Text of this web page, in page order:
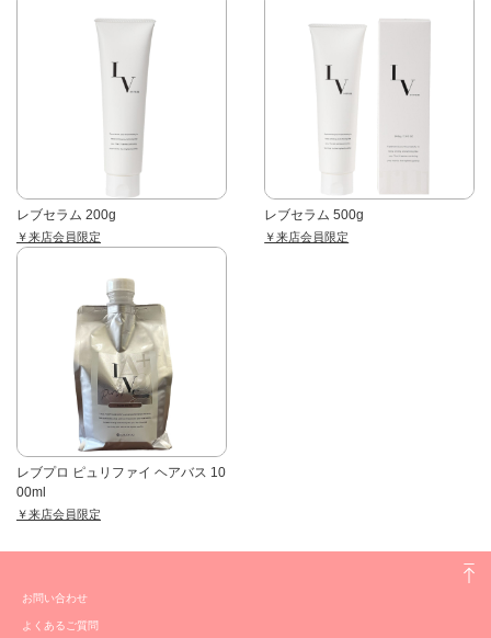
レブセラム 200g
￥来店会員限定
レブセラム 500g
￥来店会員限定
レブプロ ピュリファイ ヘアバス 10
00ml
￥来店会員限定
お問い合わせ
よくあるご質問